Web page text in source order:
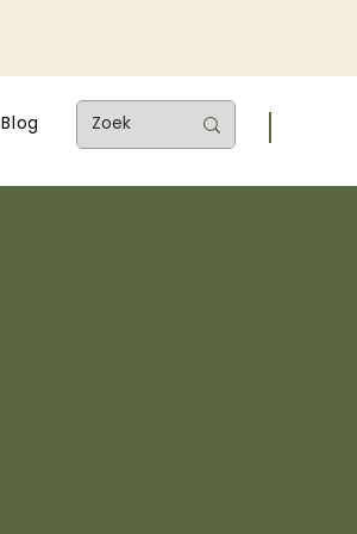
Blog